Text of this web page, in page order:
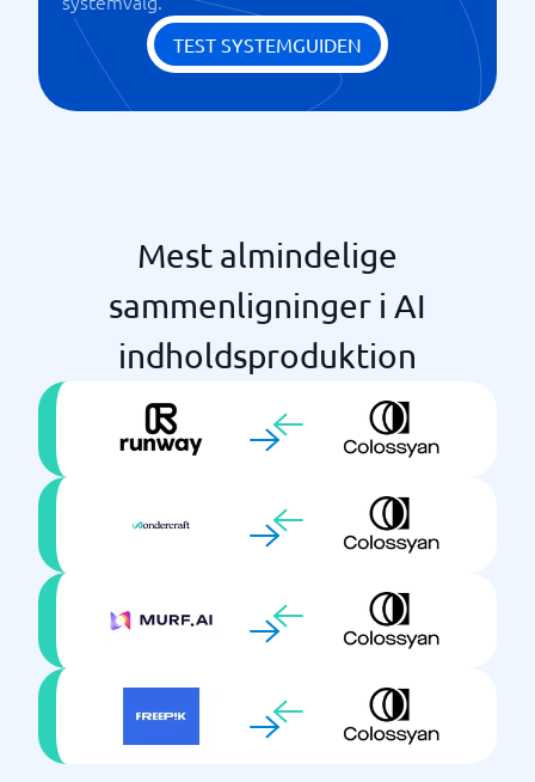
TEST SYSTEMGUIDEN
Mest almindelige
sammenligninger i AI
indholdsproduktion